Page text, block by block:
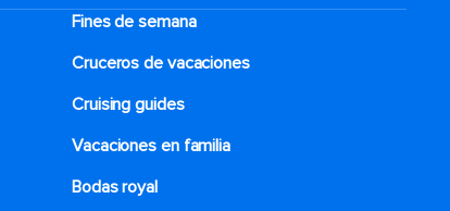
Fines de semana
Cruceros de vacaciones
Cruising guides
Vacaciones en familia
Bodas royal